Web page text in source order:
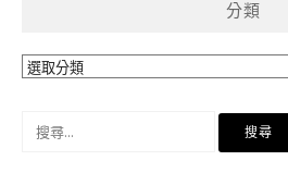
分類
分